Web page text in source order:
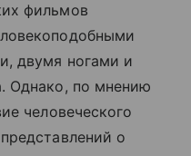
фильмов
двумя ногами и
Однако, по мнению
человеческого
о